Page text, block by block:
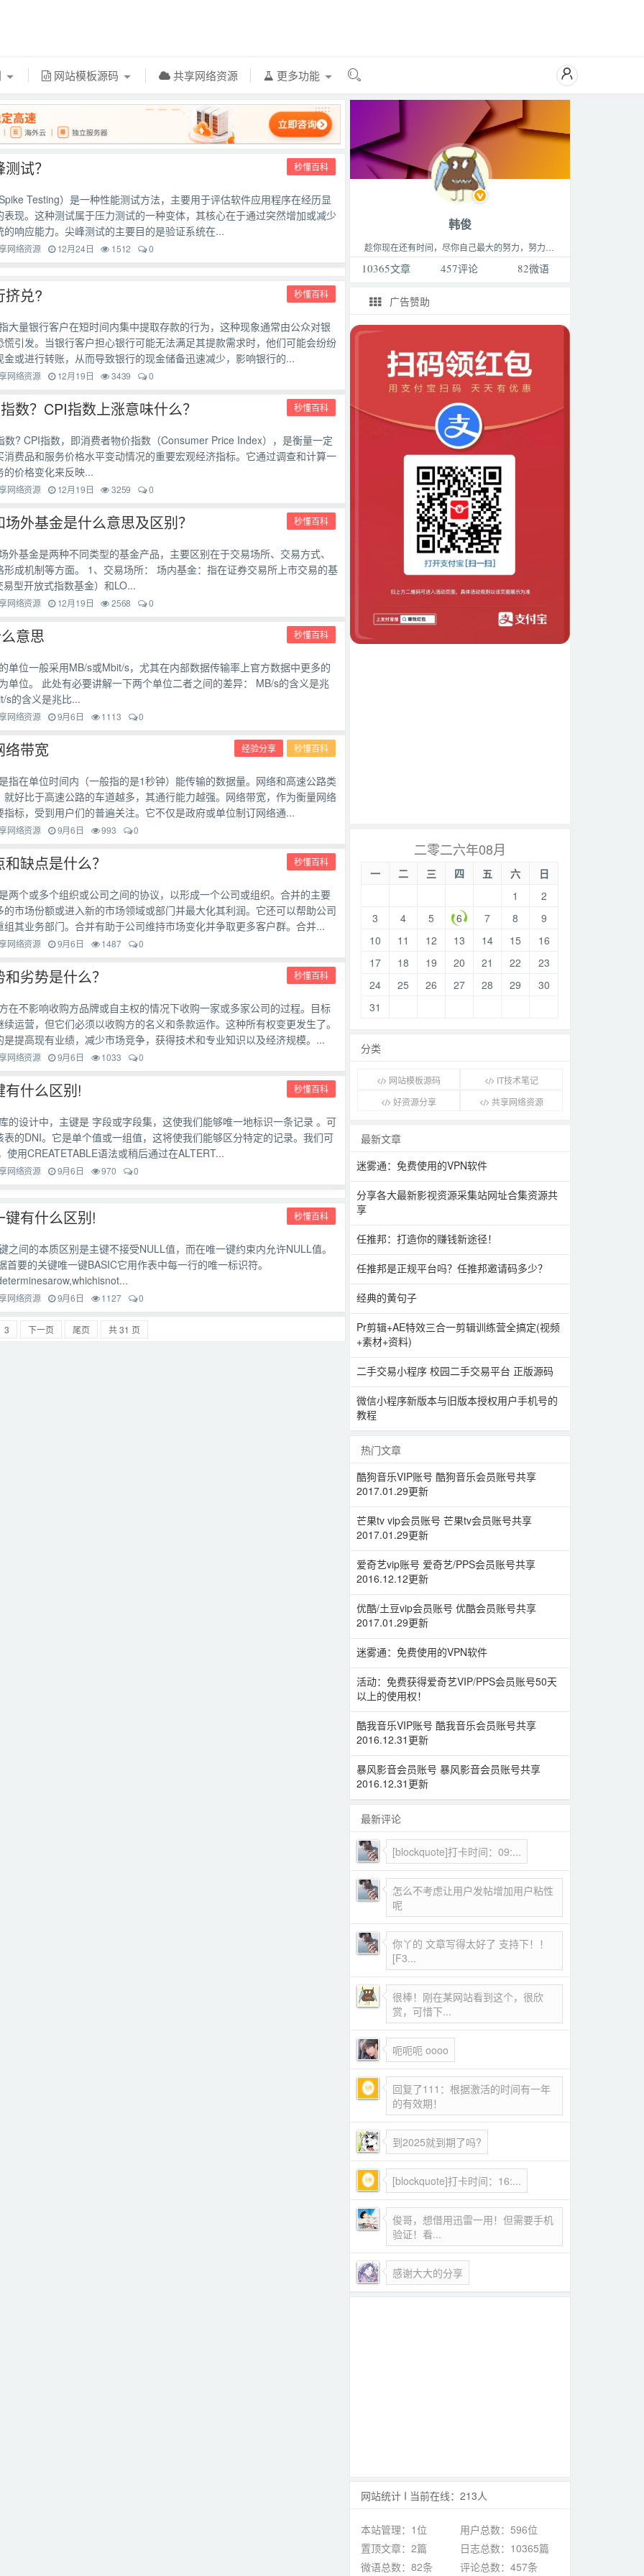
网站模板源码 共享网络资源 更多功能  
秒懂百科
试？
Testing）是一种性能测试方法，主要用于评估软件应用程序在经历显
表现。这种测试属于压力测试的一种变体，其核心在于通过突然增加或减少
的响应能力。尖峰测试的主要目的是验证系统在...
网络资源 12月24日 1512 0
秒懂百科
挤兑?
大量银行客户在短时间内集中提取存款的行为，这种现象通常由公众对银
慌引发。当银行客户担心银行可能无法满足其提款需求时，他们可能会纷纷
金或进行转账，从而导致银行的现金储备迅速减少，影响银行的...
网络资源 12月19日 3439 0
秒懂百科
数？CPI指数上涨意味什么？
数? CPI指数，即消费者物价指数（Consumer Price Index），是衡量一定
消费品和服务价格水平变动情况的重要宏观经济指标。它通过调查和计算一
的价格变化来反映...
网络资源 12月19日 3259 0
秒懂百科
外基金是什么意思及区别？
外基金是两种不同类型的基金产品，主要区别在于交易场所、交易方式、
形成机制等方面。 1、交易场所： 场内基金：指在证券交易所上市交易的基
型开放式指数基金）和LO...
网络资源 12月19日 2568 0
秒懂百科
意思
单位一般采用MB/s或Mbit/s，尤其在内部数据传输率上官方数据中更多的
单位。 此处有必要讲解一下两个单位二者之间的差异： MB/s的含义是兆
s的含义是兆比...
网络资源 9月6日 1113 0
经验分享 秒懂百科
络带宽
指在单位时间内（一般指的是1秒钟）能传输的数据量。网络和高速公路类
就好比于高速公路的车道越多，其通行能力越强。网络带宽，作为衡量网络
指标，受到用户们的普遍关注。它不仅是政府或单位制订网络通...
网络资源 9月6日 993 0
秒懂百科
缺点是什么？
两个或多个组织或公司之间的协议，以形成一个公司或组织。合并的主要
的市场份额或进入新的市场领域或部门并最大化其利润。它还可以帮助公司
组其业务部门。合并有助于公司维持市场变化并争取更多客户群。合并...
网络资源 9月6日 1487 0
秒懂百科
劣势是什么？
在不影响收购方品牌或自主权的情况下收购一家或多家公司的过程。目标
运营，但它们必须以收购方的名义和条款运作。这种所有权变更发生了。
是提高现有业绩，减少市场竞争，获得技术和专业知识以及经济规模。...
网络资源 9月6日 1033 0
秒懂百科
有什么区别!
的设计中，主键是 字段或字段集，这使我们能够唯一地标识一条记录 。可
表的DNI。它是单个值或一组值，这将使我们能够区分特定的记录。我们可
使用CREATETABLE语法或稍后通过在ALTERT...
网络资源 9月6日 970 0
秒懂百科
键有什么区别!
之间的本质区别是主键不接受NULL值，而在唯一键约束内允许NULL值。
首要的关键唯一键BASIC它用作表中每一行的唯一标识符。
网络资源 9月6日 1127 0
3 下一页 尾页 共 31 页
韩俊
趁你现在还有时间，尽你自己最大的努力，努力做成你最想做的那件事，成为你最想成为的那种人，过着你最想过的那种生活。这个世界永远比你想的要更精彩，不要败给生活。
10365文章 457评论 82微语
广告赞助
二零二六年08月
一 二 三 四 五 六
日
1
2
3
4 5 6 7 8
9
10
11 12 13 14 15
16
17
18 19 20 21 22
23
24
25 26 27 28 29
30
31
分类
网站模板源码
IT技术笔记
好资源分享
共享网络资源
最新文章
迷雾通：免费使用的VPN软件
分享各大最新影视资源采集站网址合集资源共
享
任推邦：打造你的赚钱新途径！
任推邦是正规平台吗？任推邦邀请码多少？
经典的黄句子
Pr剪辑+AE特效三合一剪辑训练营全搞定(视频
+素材+资料)
二手交易小程序 校园二手交易平台 正版源码
微信小程序新版本与旧版本授权用户手机号的
教程
热门文章
酷狗音乐VIP账号 酷狗音乐会员账号共享
2017.01.29更新
芒果tv vip会员账号 芒果tv会员账号共享
2017.01.29更新
爱奇艺vip账号 爱奇艺/PPS会员账号共享
2016.12.12更新
优酷/土豆vip会员账号 优酷会员账号共享
2017.01.29更新
迷雾通：免费使用的VPN软件
活动：免费获得爱奇艺VIP/PPS会员账号50天
以上的使用权！
酷我音乐VIP账号 酷我音乐会员账号共享
2016.12.31更新
暴风影音会员账号 暴风影音会员账号共享
2016.12.31更新
最新评论
[blockquote]打卡时间：09:...
怎么不考虑让用户发帖增加用户粘性
呢
你丫的 文章写得太好了 支持下！！
[F3...
很棒！刚在某网站看到这个，很欣
赏，可惜下...
呃呃呃 oooo
回复了111：根据激活的时间有一年
的有效期！
到2025就到期了吗?
[blockquote]打卡时间：16:...
俊哥，想借用迅雷一用！但需要手机
验证！看...
感谢大大的分享
网站统计 I 当前在线：213人
本站管理：1位
用户总数：596位
置顶文章：2篇
日志总数：10365篇
微语总数：82条
评论总数：457条